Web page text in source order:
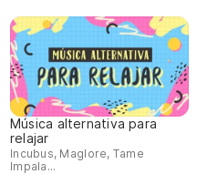
Música alternativa para
relajar
Incubus, Maglore, Tame
Impala...